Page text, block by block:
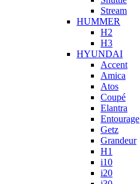
Stream
HUMMER
H2
H3
HYUNDAI
Accent
Amica
Atos
Coupé
Elantra
Entourage
Getz
Grandeur
H1
i10
i20